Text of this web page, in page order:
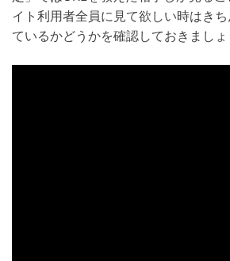
イト利用者全員に見て欲しい時はき
ているかどうかを確認しておきましょ